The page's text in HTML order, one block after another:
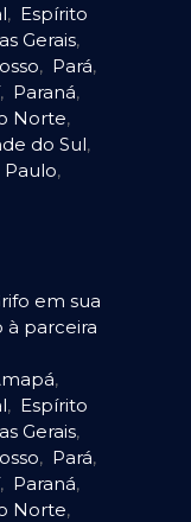
, Espírito
Gerais,
, Pará,
, Paraná,
Norte,
do Sul,
Paulo,
em sua
à parceira
,
, Espírito
Gerais,
, Pará,
, Paraná,
Norte,